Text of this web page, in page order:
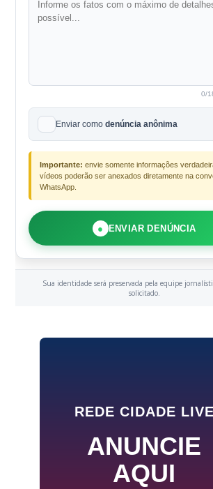
0/
Enviar como denúncia anônima
Importante: envie somente informações
vídeos poderão ser anexados diretamente na
WhatsApp.
● ENVIAR DENÚNCIA
Sua identidade será preservada pela equipe
solicitado.
REDE CIDADE LIVE
ANUNCIE
AQUI